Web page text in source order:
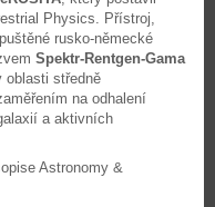
Physics. Přístroj,
rusko-německé
Spektr-Rentgen-Gama
oblasti středně
na odhalení
a aktivních
Astronomy &